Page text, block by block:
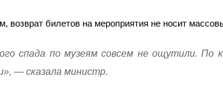
возврат билетов на мероприятия не носит
спада по музеям совсем не ощутили. По
— сказала министр.